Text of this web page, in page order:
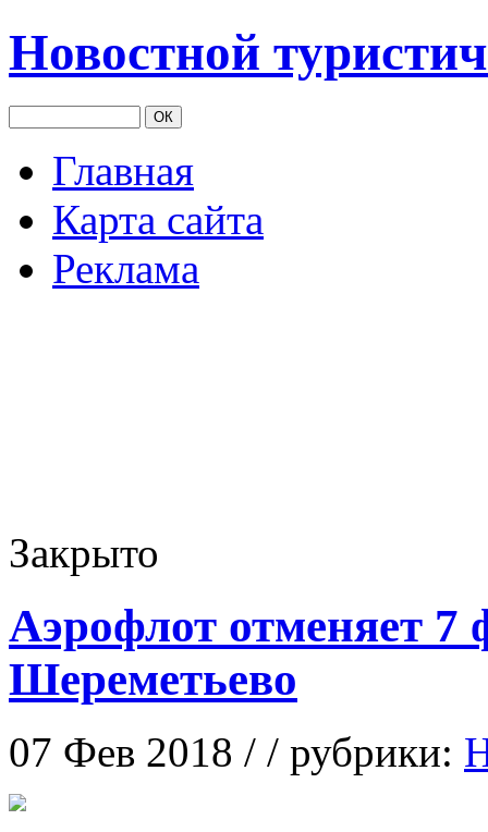
Новостной
Главная
Карта сайта
Реклама
Закрыто
Аэрофлот отменяет 7
Шереметьево
07 Фев 2018 / / рубрики: